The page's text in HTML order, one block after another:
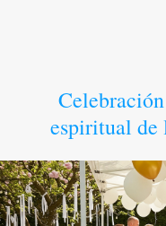
espiritual de